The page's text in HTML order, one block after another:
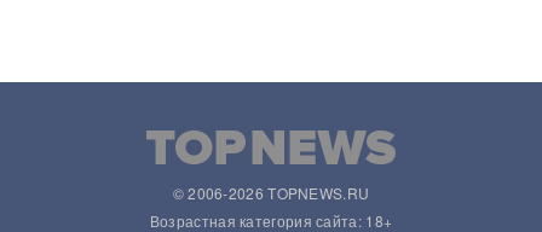
© 2006-2026 TOPNEWS.RU
Возрастная категория сайта: 18+